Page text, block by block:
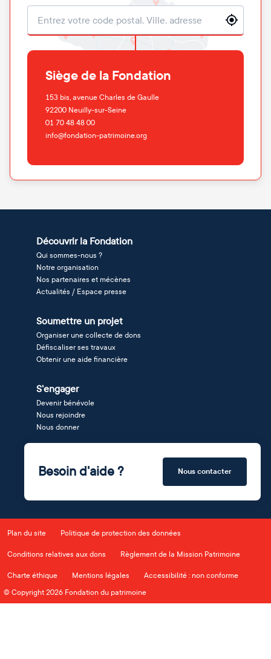
Localisation
Siège de la Fondation
153 bis, avenue Charles de Gaulle
92200 Neuilly-sur-Seine
01 70 48 48 00
info@fondation-patrimoine.org
Découvrir la Fondation
Qui sommes-nous ?
Notre organisation
Nos partenaires et mécènes
Actualités / Espace presse
Soumettre un projet
Organiser une collecte de dons
Défiscaliser ses travaux
Obtenir une aide financière
S'engager
Devenir bénévole
Nous rejoindre
Nous donner
Besoin d'aide ? Nous contacter
Plan du site Politique de protection des données
Conditions relatives aux dons Règlement de la Mission Patrimoine
Charte éthique Mentions légales
Accessibilité : non conforme
© Copyright 2026 Fondation du patrimoine